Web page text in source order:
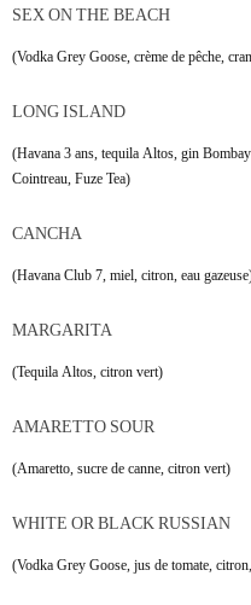
SEX ON THE BEACH
(Vodka Grey Goose, crème de pêche,
LONG ISLAND
(Havana 3 ans, tequila Altos, gin
Cointreau, Fuze Tea)
CANCHA
(Havana Club 7, miel, citron, eau
MARGARITA
(Tequila Altos, citron vert)
AMARETTO SOUR
(Amaretto, sucre de canne, citron vert)
WHITE OR BLACK RUSSIAN
(Vodka Grey Goose, jus de tomate,